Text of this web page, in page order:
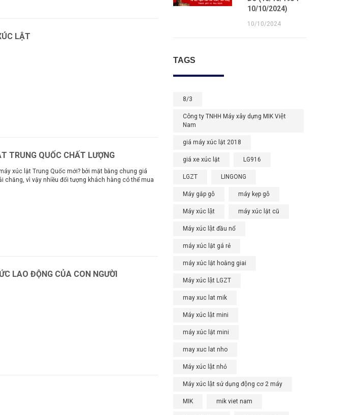
LẬT
TRUNG QUỐC CHẤT LƯỢNG
xúc lật Trung Quốc mới? bởi mặt bằng chung giá
chăng, vì vậy nhiều đối tượng khách hàng có thể mua
LAO ĐỘNG CỦA CON NGƯỜI
10/10/2024)
10/10/2024
TAGS
8/3
Công ty TNHH Máy xây dựng MIK Việt
Nam
giá máy xúc lật 2018
giá xe xúc lật LG916
LGZT LINGONG
Máy gắp gỗ máy kẹp gỗ
Máy xúc lật máy xúc lật cũ
Máy xúc lật đầu nổ
máy xúc lật gá rẻ
máy xúc lật hoằng giai
Máy xúc lật LGZT
may xuc lat mik
Máy xúc lật mini
máy xúc lật mini
may xuc lat nho
Máy xúc lật nhỏ
Máy xúc lật sử dụng động cơ 2 máy
MIK mik viet nam